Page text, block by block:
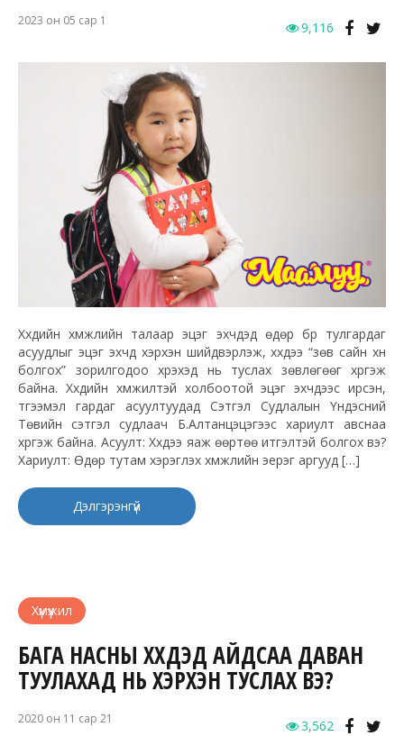
2023 он 05 сар 1 9,116
Хүүхдийн хүмүүжлийн талаар эцэг эхчүүдэд өдөр бүр тулгардаг
асуудлыг эцэг эхчүүд хэрхэн шийдвэрлэж, хүүхдээ “зөв сайн хүн
болгох” зорилгодоо хүрэхэд нь туслах зөвлөгөөг хүргэж
байна. Хүүхдийн хүмүүжилтэй холбоотой эцэг эхчүүдээс ирсэн,
түгээмэл гардаг асуултуудад Сэтгэл Судлалын Үндэсний
Төвийн сэтгэл судлаач Б.Алтанцэцэгээс хариулт авснаа
хүргэж байна. Асуулт: Хүүхдээ яаж өөртөө итгэлтэй болгох вэ?
Хариулт: Өдөр тутам хэрэглэх хүмүүжлийн эерэг аргууд […]
Дэлгэрэнгүй
Хүмүүжил
БАГА НАСНЫ ХҮҮХДЭД АЙДСАА ДАВАН
ТУУЛАХАД НЬ ХЭРХЭН ТУСЛАХ ВЭ?
2020 он 11 сар 21 3,562